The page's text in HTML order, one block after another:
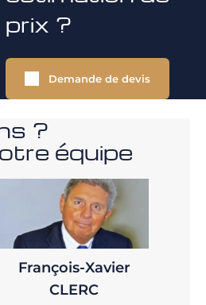
prix ?
Demande de devis
?
équipe
François-Xavier
CLERC